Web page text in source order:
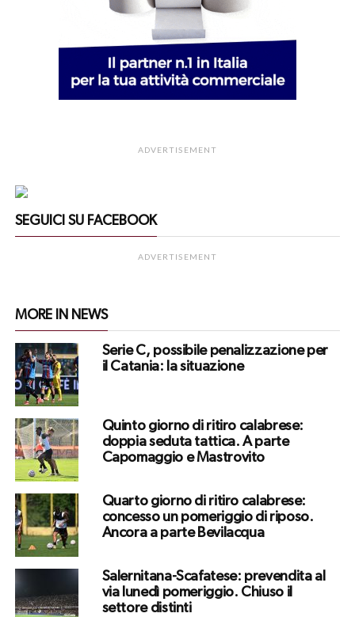
ADVERTISEMENT
SEGUICI SU FACEBOOK
ADVERTISEMENT
MORE IN NEWS
Serie C, possibile penalizzazione per
il Catania: la situazione
Quinto giorno di ritiro calabrese:
doppia seduta tattica. A parte
Capomaggio e Mastrovito
Quarto giorno di ritiro calabrese:
concesso un pomeriggio di riposo.
Ancora a parte Bevilacqua
Salernitana-Scafatese: prevendita al
via lunedì pomeriggio. Chiuso il
settore distinti